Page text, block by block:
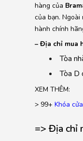
hàng của
của bạn.
hành chính
– Địa chỉ mua
Tòa
Tòa D
XEM THÊM:
> 99+ Khóa
=> Địa chỉ